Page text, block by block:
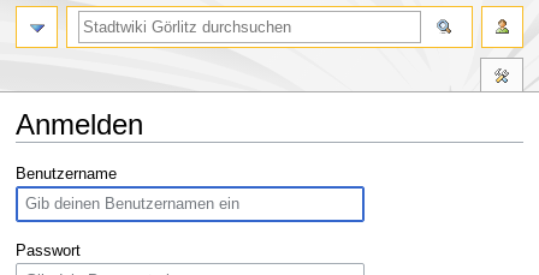
Anmelden
Zur
Navigation
springen
Zur
Suche
springen
Benutzername
Passwort